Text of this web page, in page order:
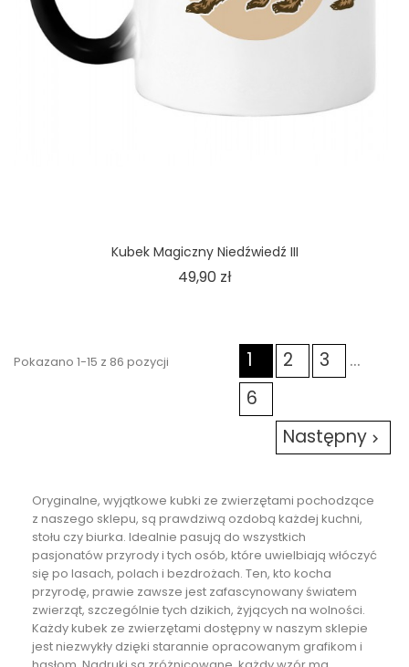
Kubek Magiczny Niedźwiedź III
49,90 złCena
Pokazano 1-15 z 86 pozycji 1 2 3
…
6
Następny 
Oryginalne, wyjątkowe kubki ze zwierzętami pochodzące
z naszego sklepu, są prawdziwą ozdobą każdej kuchni,
stołu czy biurka. Idealnie pasują do wszystkich
pasjonatów przyrody i tych osób, które uwielbiają włóczyć
się po lasach, polach i bezdrożach. Ten, kto kocha
przyrodę, prawie zawsze jest zafascynowany światem
zwierząt, szczególnie tych dzikich, żyjących na wolności.
Każdy kubek ze zwierzętami dostępny w naszym sklepie
jest niezwykły dzięki starannie opracowanym grafikom i